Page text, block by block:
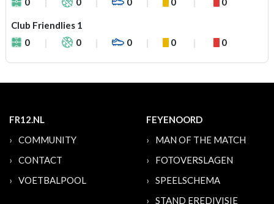
Club Friendlies 1
0
0 0 0 0
FR12.NL
COMMUNITY
CONTACT
VOETBALPOOL
FEYENOORD
MAN OF THE MATCH
FOTOVERSLAGEN
SPEELSCHEMA
STAND EREDIVISIE